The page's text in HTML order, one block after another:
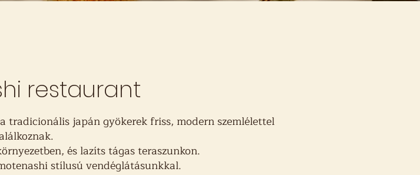
restaurant
tradicionális japán gyökerek friss, modern szemlélettel
és lazíts tágas teraszunkon.
stílusú vendéglátásunkkal.